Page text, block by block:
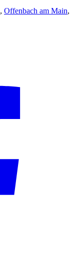
, Offenbach am Main,